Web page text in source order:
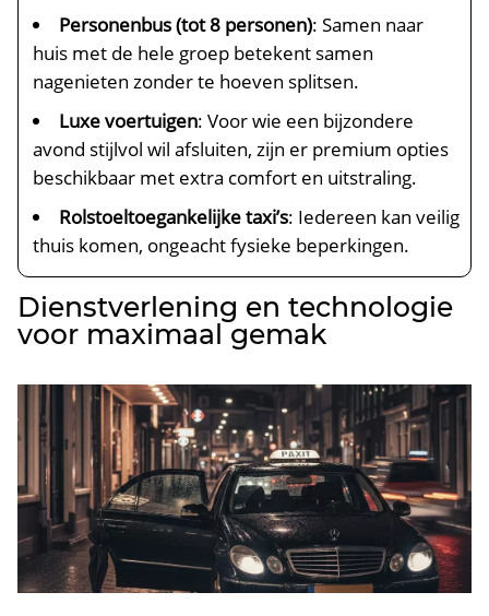
Personenbus (tot 8 personen): Samen naar
huis met de hele groep betekent samen
nagenieten zonder te hoeven splitsen.
Luxe voertuigen: Voor wie een bijzondere
avond stijlvol wil afsluiten, zijn er premium opties
beschikbaar met extra comfort en uitstraling.
Rolstoeltoegankelijke taxi’s: Iedereen kan veilig
thuis komen, ongeacht fysieke beperkingen.
Dienstverlening en technologie
voor maximaal gemak